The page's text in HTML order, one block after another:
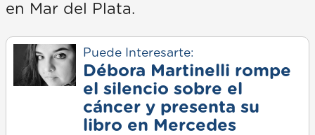
en Mar del Plata.
Puede Interesarte:
Débora Martinelli rompe
el silencio sobre el
cáncer y presenta su
libro en Mercedes